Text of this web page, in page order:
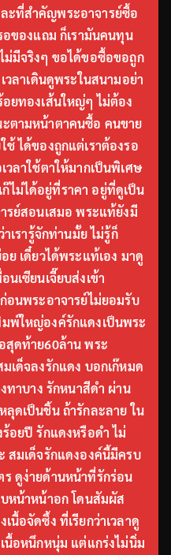
ะที่สำคัญพระอาจารย์ซื้อ
อของแถม ก็เรามันคนทุน
ม่มีจริงๆ ขอได้ขอซื้อขอถูก
วลาเดินดูพระในสนามอย่า
ยทองเส้นใหญ่ๆ ไม่ต้อง
ตามหน้าตาคนซื้อ คนขาย
ช้ ได้ของถูกแต่เราต้องรอ
ลาใช้ตาให้มากเป็นพิเศษ
ไม่ได้อยู่ที่ราคา อยู่ที่ดูเป็น
รย์สอนเสมอ พระแท้ยังมี
าเรารู้จักท่านมั้ย ไม่รู้ก็
ย เดี๋ยวได้พระแท้เอง มาดู
นเซียนเจี๊ยบส่งเข้า
อนพระอาจารย์ไม่ยอมรับ
พ์ใหญ่องค์รักแดงเป็นพระ
สุดท้าย60ล้าน พระ
เด็จลงรักแดง บอกเก๊หมด
ทาบาง รักหนาสีดำ ผ่าน
ดเป็นชิ้น ถ้ารักละลาย ใน
อยปี รักแดงหรือดำ ไม่
สมเด็จรักแดงองค์นี้มีครบ
ดูง่ายด้านหน้าที่รักร่อน
หน้าหน้าอก โดนสัมผัส
นื้อจัดซึ้ง ที่เรียกว่าเวลาดู
นื้อหนึกหนุ่ม แต่แกร่งไม่นิ่ม